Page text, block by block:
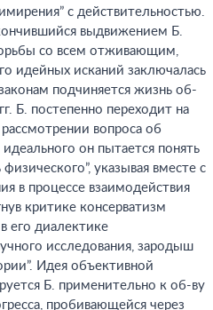
с действительностью.
выдвижением Б.
со всем отживающим,
идейных исканий заключалась
подчиняется жизнь об-
Б. постепенно переходит на
вопроса об
он пытается понять
физического”, указывая вместе с
в процессе взаимодействия
критике консерватизм
его диалектике
исследования, зародыш
Идея объективной
Б. применительно к об-ву
пробивающейся через